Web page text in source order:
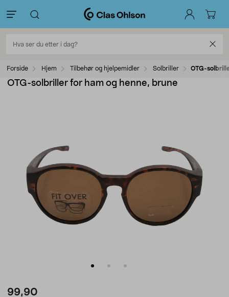
Forside Hjem Tilbehør og hjelpemidler Solbriller OTG-
OTG-solbriller for ham og henne, brune
99,90